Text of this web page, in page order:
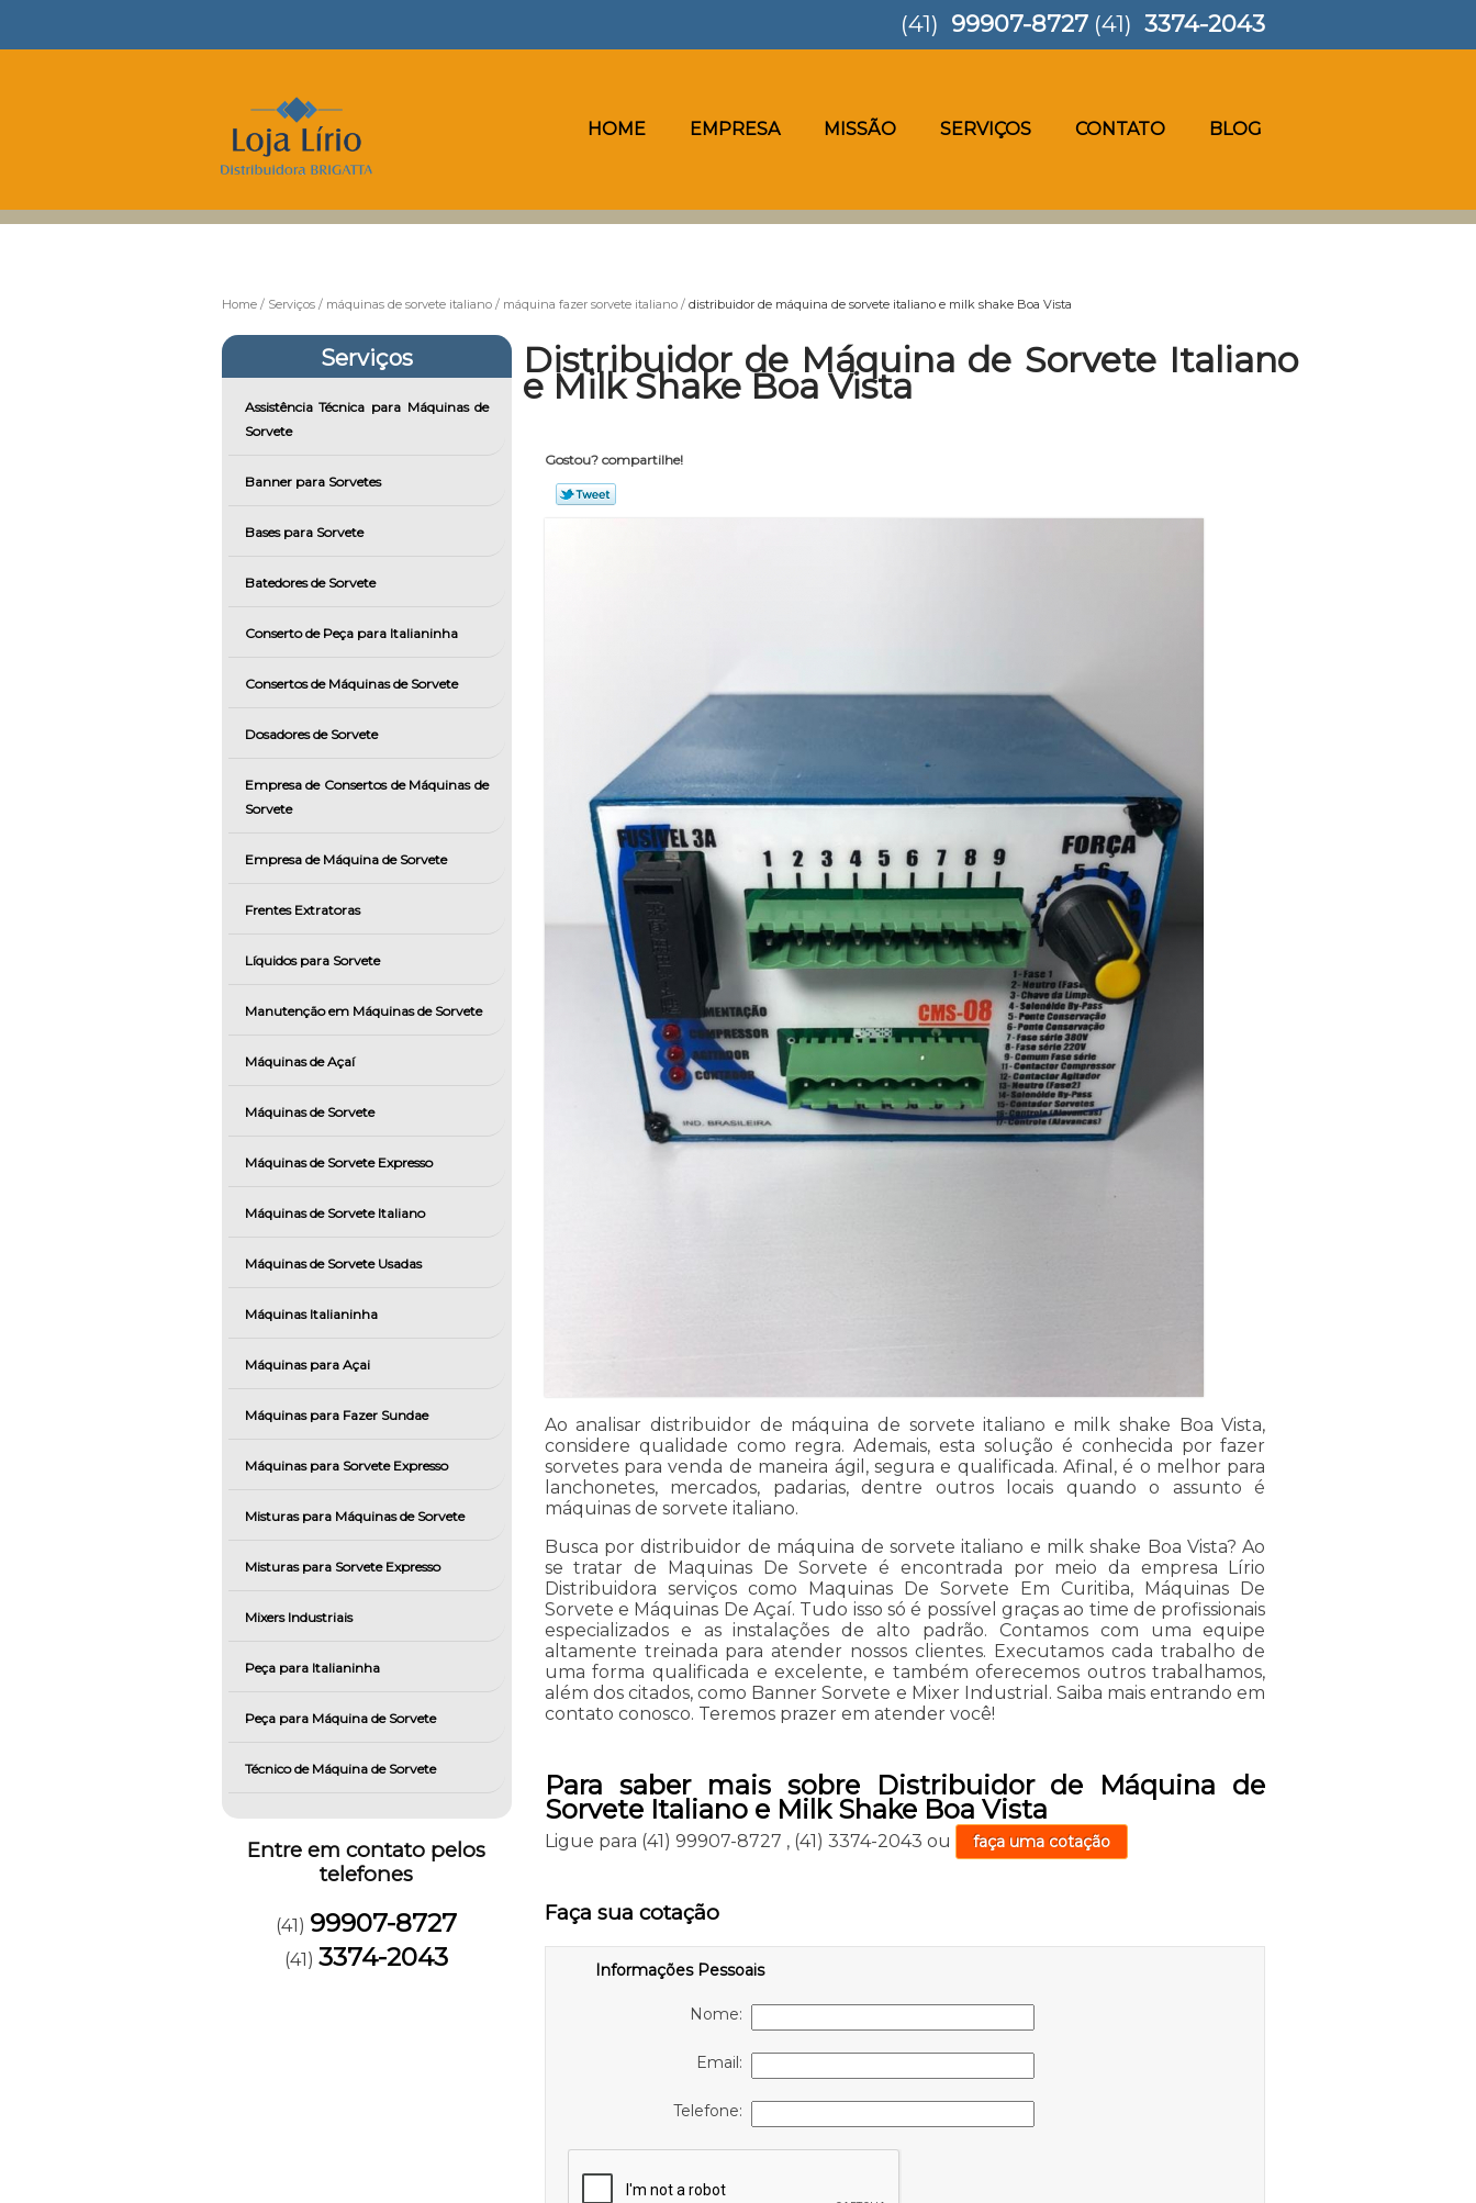
HOME EMPRESA MISSÃO SERVIÇOS CONTATO BLOG
(41) 99907-8727 (41) 3374-2043
Home Serviços máquinas de sorvete italiano máquina fazer sorvete italiano distribuidor de máquina de sorvete italiano e milk shake Boa Vista
Serviços
Assistência Técnica para Máquinas de
Sorvete
Banner para Sorvetes
Bases para Sorvete
Batedores de Sorvete
Conserto de Peça para Italianinha
Consertos de Máquinas de Sorvete
Dosadores de Sorvete
Empresa de Consertos de Máquinas de
Sorvete
Empresa de Máquina de Sorvete
Frentes Extratoras
Líquidos para Sorvete
Manutenção em Máquinas de Sorvete
Máquinas de Açaí
Máquinas de Sorvete
Máquinas de Sorvete Expresso
Máquinas de Sorvete Italiano
Máquinas de Sorvete Usadas
Máquinas Italianinha
Máquinas para Açai
Máquinas para Fazer Sundae
Máquinas para Sorvete Expresso
Misturas para Máquinas de Sorvete
Misturas para Sorvete Expresso
Mixers Industriais
Peça para Italianinha
Peça para Máquina de Sorvete
Técnico de Máquina de Sorvete
Entre em contato pelos
telefones
(41) 99907-8727
(41)3374-2043
Distribuidor de Máquina de Sorvete Italiano
e Milk Shake Boa Vista
Gostou? compartilhe!
Ao analisar distribuidor de máquina de sorvete italiano e milk shake Boa Vista,
considere qualidade como regra. Ademais, esta solução é conhecida por fazer
sorvetes para venda de maneira ágil, segura e qualificada. Afinal, é o melhor para
lanchonetes, mercados, padarias, dentre outros locais quando o assunto é
máquinas de sorvete italiano.
Busca por distribuidor de máquina de sorvete italiano e milk shake Boa Vista? Ao
se tratar de Maquinas De Sorvete é encontrada por meio da empresa Lírio
Distribuidora serviços como Maquinas De Sorvete Em Curitiba, Máquinas De
Sorvete e Máquinas De Açaí. Tudo isso só é possível graças ao time de profissionais
especializados e as instalações de alto padrão. Contamos com uma equipe
altamente treinada para atender nossos clientes. Executamos cada trabalho de
uma forma qualificada e excelente, e também oferecemos outros trabalhamos,
além dos citados, como Banner Sorvete e Mixer Industrial. Saiba mais entrando em
contato conosco. Teremos prazer em atender você!
Para saber mais sobre Distribuidor de Máquina de
Sorvete Italiano e Milk Shake Boa Vista
Ligue para (41) 99907-8727 , (41) 3374-2043 ou faça uma cotação
Faça sua cotação
Informações Pessoais
Nome:
Email:
Telefone: